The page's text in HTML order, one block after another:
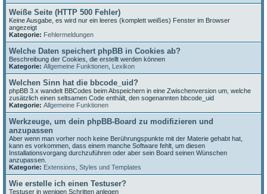
Weiße Seite (HTTP 500 Fehler)
Keine Ausgabe, es wird nur ein leeres (komplett weißes) Fenster im Browser
angezeigt
Kategorie: Fehlermeldungen
Welche Daten speichert phpBB in Cookies ab?
Beschreibung der Cookies, die erstellt werden können
Kategorie: Allgemeine Funktionen Lexikon
Welchen Sinn hat die bbcode_uid?
phpBB 3.x wandelt BBCodes beim Abspeichern in eine Zwischenversion um, welche
zusätzlich einen seltsamen Code enthält, den sogenannten bbcode_uid
Kategorie: Allgemeine Funktionen
Werkzeuge, um dein phpBB-Board zu modifizieren und
anzupassen
Aber wenn man vorher noch keine Berührungspunkte mit der Materie gehabt hat,
kann es vorkommen, dass einem manche Software fehlt, um diesen
Installationsvorgang durchzuführen oder aber sein Board seinen Wünschen
anzupassen.
Kategorie: Extensions Styles und Templates
Wie erstelle ich einen Testuser?
Testuser in wenigen Schritten anlegen